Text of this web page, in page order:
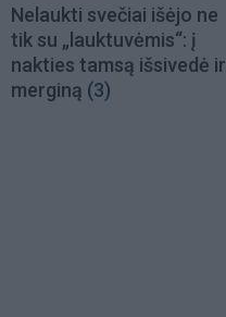
Nelaukti svečiai išėjo ne
tik su „lauktuvėmis“: į
nakties tamsą išsivedė ir
merginą (3)